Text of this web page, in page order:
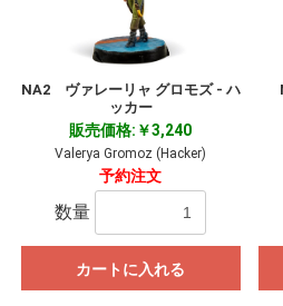
NA2 ヴァレーリャ グロモズ - ハ
ッカー
販売価格:￥3,240
Valerya Gromoz (Hacker)
予約注文
数量
カートに入れる